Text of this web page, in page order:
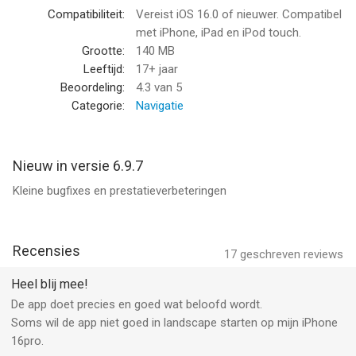
Trip Log
Trip Log registreert alle informatie in de toepassing en slaat
deze op. U hebt gemakkelijk toegang tot ALLE trajecten met
een enkele muisklik. In Trip Log kunt u het traject op de kaart
controleren, de snelheid, de gemiddelde snelheid, de maximale
snelheid, de afstand, de totale tijd en de gedetailleerde
vergelijken? Met de trajectcomputer is dat een handomdraai.
Exporteer alle trajecten in de beschikbare formaten (CSV, KML,
Met de gratis versie van Speed Tracker kan slechts één trip in
het triplog worden opgeslagen. Abonnees voor een PRO-
abonnement kunnen onbeperkte reizen opslaan.
Trip Computer
Compatibiliteit:
Vereist iOS 16.0 of nieuwer. Compatibel
met iPhone, iPad en iPod touch.
Grootte:
140 MB
Leeftijd:
17+ jaar
Beoordeling:
4.3 van 5
Categorie:
Navigatie
Nieuw in versie 6.9.7
Kleine bugfixes en prestatieverbeteringen
17 geschreven reviews
Recensies
Heel blij mee!
De app doet precies en goed wat beloofd wordt.
Soms wil de app niet goed in landscape starten op mijn iPhone
16pro.